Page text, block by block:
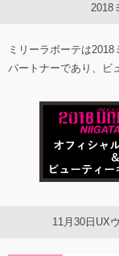
2018
ミリーラボーテは
パートナーであり、ビ
11月30日UX